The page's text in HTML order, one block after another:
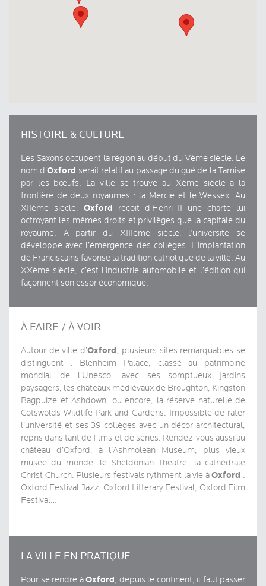
HISTOIRE & CULTURE
Les Saxons occupent la région au début du Vème siècle. Le
nom d’Oxford serait relatif au passage du gué de la Tamise
par les bœufs. La ville se trouve au Xème siècle à la
frontière de deux royaumes : la Mercie et le Wessex. Au
XIIème siècle, Oxford reçoit d’Henri II une charte lui
octroyant les mêmes droits et privilèges que la capitale du
royaume. A partir du XIIIème siècle, l’université se
développe avec l’émergence des collèges. L’implantation
de Franciscains favorise la tradition catholique de la ville. Au
XXème siècle, c’est l’industrie automobile et l’édition qui
façonnent son essor économique.
À FAIRE / À VOIR
Autour de ville d’Oxford, plusieurs sites remarquables se
distinguent : Blenheim Palace, classé au patrimoine
mondial de l’Unesco, avec ses somptueux jardins
paysagers, les châteaux médiévaux de Broughton, Kingston
Bagpuize et Ashdown, ou encore, la réserve naturelle de
Cotswolds Wildlife Park and Gardens. Impossible de rater
l’université et ses 39 collèges avec un décor architectural,
repris dans tant de films et de séries. Rendez-vous aussi au
château d’Oxford, à l’Ashmolean Museum, plus vieux
musée du monde, le Sheldonian Theatre, la cathédrale
Christ Church. Plusieurs festivals rythment la vie àOxford :
Oxford Festival Jazz, Oxford Litterary Festival, Oxford Film
Festival…
LA VILLE EN PRATIQUE
Pour se rendre àOxford, depuis le continent, il faut passer